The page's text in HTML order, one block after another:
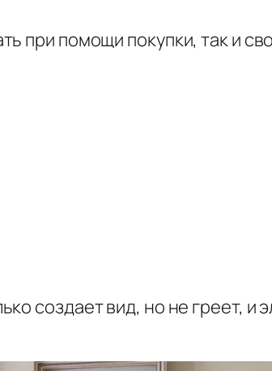
при помощи покупки, так и
создает вид, но не греет, и